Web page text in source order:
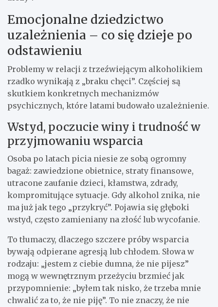
Emocjonalne dziedzictwo
uzależnienia – co się dzieje po
odstawieniu
Problemy w relacji z trzeźwiejącym alkoholikiem
rzadko wynikają z „braku chęci”. Częściej są
skutkiem konkretnych mechanizmów
psychicznych, które latami budowało uzależnienie.
Wstyd, poczucie winy i trudność w
przyjmowaniu wsparcia
Osoba po latach picia niesie ze sobą ogromny
bagaż: zawiedzione obietnice, straty finansowe,
utracone zaufanie dzieci, kłamstwa, zdrady,
kompromitujące sytuacje. Gdy alkohol znika, nie
ma już jak tego „przykryć”. Pojawia się głęboki
wstyd, często zamieniany na złość lub wycofanie.
To tłumaczy, dlaczego szczere próby wsparcia
bywają odpierane agresją lub chłodem. Słowa w
rodzaju: „jestem z ciebie dumna, że nie pijesz”
mogą w wewnętrznym przeżyciu brzmieć jak
przypomnienie: „byłem tak nisko, że trzeba mnie
chwalić za to, że nie piję”. To nie znaczy, że nie